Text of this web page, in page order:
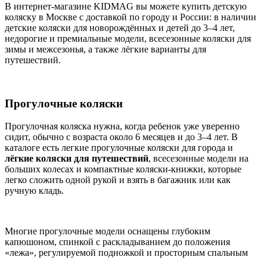
В интернет-магазине KIDMAG вы можете купить детскую
коляску в Москве с доставкой по городу и России: в наличии
детские коляски для новорождённых и детей до 3–4 лет,
недорогие и премиальные модели, всесезонные коляски для
зимы и межсезонья, а также лёгкие варианты для
путешествий.
Прогулочные коляски
Прогулочная коляска нужна, когда ребенок уже уверенно
сидит, обычно с возраста около 6 месяцев и до 3–4 лет. В
каталоге есть легкие прогулочные коляски для города и
лёгкие коляски для путешествий, всесезонные модели на
больших колесах и компактные коляски-книжки, которые
легко сложить одной рукой и взять в багажник или как
ручную кладь.
Многие прогулочные модели оснащены глубоким
капюшоном, спинкой с раскладыванием до положения
«лежа», регулируемой подножкой и просторным спальным